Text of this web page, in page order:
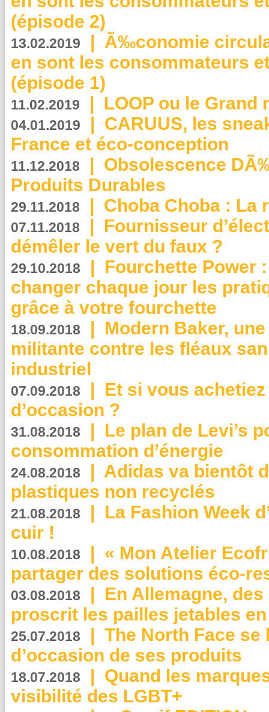
(épisode 2)
13.02.2019 | Ã‰conomie
en sont les consommateurs
(épisode 1)
11.02.2019 | LOOP ou le Grand
04.01.2019 | CARUUS, les
France et éco-conception
11.12.2018 | Obsolescence
Produits Durables
29.11.2018 | Choba Choba : La
07.11.2018 | Fournisseur
démêler le vert du faux ?
29.10.2018 | Fourchette Power
changer chaque jour les
grâce à votre fourchette
18.09.2018 | Modern Baker,
militante contre les fléaux
industriel
07.09.2018 | Et si vous
d’occasion ?
31.08.2018 | Le plan de Levi’s
consommation d’énergie
24.08.2018 | Adidas va bientôt
plastiques non recyclés
21.08.2018 | La Fashion Week
cuir !
10.08.2018 | « Mon Atelier
partager des solutions éco-
03.08.2018 | En Allemagne,
proscrit les pailles jetables
25.07.2018 | The North Face se
d’occasion de ses produits
18.07.2018 | Quand les
visibilité des LGBT+